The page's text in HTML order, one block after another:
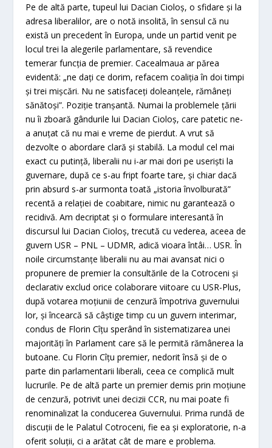
Pe de altă parte, tupeul lui Dacian Cioloş, o sfidare şi la
adresa liberalilor, are o notă insolită, în sensul că nu
există un precedent în Europa, unde un partid venit pe
locul trei la alegerile parlamentare, să revendice
temerar funcţia de premier. Cacealmaua ar părea
evidentă: „ne daţi ce dorim, refacem coaliţia în doi timpi
şi trei mişcări. Nu ne satisfaceţi doleanţele, rămâneţi
sănătoşi”. Poziţie tranşantă. Numai la problemele ţării
nu îi zboară gândurile lui Dacian Cioloş, care patetic ne-
a anuţat că nu mai e vreme de pierdut. A vrut să
dezvolte o abordare clară şi stabilă. La modul cel mai
exact cu putinţă, liberalii nu i-ar mai dori pe userişti la
guvernare, după ce s-au fript foarte tare, şi chiar dacă
prin absurd s-ar surmonta toată „istoria învolburată”
recentă a relaţiei de coabitare, nimic nu garantează o
recidivă. Am decriptat şi o formulare interesantă în
discursul lui Dacian Cioloş, trecută cu vederea, aceea de
guvern USR – PNL – UDMR, adică vioara întâi… USR. În
noile circumstanţe liberalii nu au mai avansat nici o
propunere de premier la consultările de la Cotroceni şi
declarativ exclud orice colaborare viitoare cu USR-Plus,
după votarea moţiunii de cenzură împotriva guvernului
lor, şi încearcă să câştige timp cu un guvern interimar,
condus de Florin Cîţu sperând în sistematizarea unei
majorităţi în Parlament care să le permită rămânerea la
butoane. Cu Florin Cîţu premier, nedorit însă şi de o
parte din parlamentarii liberali, ceea ce complică mult
lucrurile. Pe de altă parte un premier demis prin moţiune
de cenzură, potrivit unei decizii CCR, nu mai poate fi
renominalizat la conducerea Guvernului. Prima rundă de
discuţii de le Palatul Cotroceni, fie ea şi exploratorie, n-a
oferit soluţii, ci a arătat cât de mare e problema.